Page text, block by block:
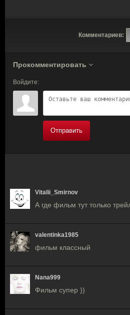
Комментариев:
Прокомментировать
Войдите:
Отправить
Vitalii_Smirnov
А где фильм тут только
valentinka1985
фильм классный
Nana999
Фильм супер ))